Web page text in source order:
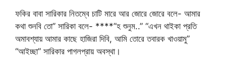
ফকির বাবা সারিকার নিতম্বে চাটি মারে আর জোরে জোরে বলে- আমার
কথা শুনবি তো’’ সারিকা বলে- ****”হ শুনুম..” “এখন থাইকা প্রতি
অমাবশ্যায় আমার কাছে হাজিরা দিবি, আমি তোরে তবারক খাওয়ামু”
“আইচ্ছা” সারিকার পাগলপ্রায় অবস্থা।